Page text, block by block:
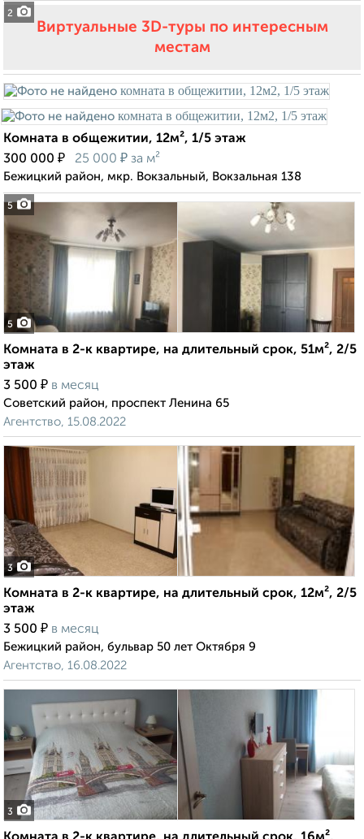
2
Виртуальные 3D-туры по интересным
местам
5
Комната в общежитии, 12м², 1/5 этаж
300 000 ₽ 25 000 ₽ за м²
Бежицкий район, мкр. Вокзальный, Вокзальная 138
5
Комната в 2-к квартире, на длительный срок, 51м², 2/5
этаж
3 500 ₽ в месяц
Советский район, проспект Ленина 65
Агентство, 15.08.2022
3
Комната в 2-к квартире, на длительный срок, 12м², 2/5
этаж
3 500 ₽ в месяц
Бежицкий район, бульвар 50 лет Октября 9
Агентство, 16.08.2022
3